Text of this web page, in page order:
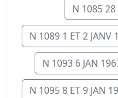
N 1085 28
N 1089 1 ET 2 JANV
N 1093 6 JAN
N 1095 8 ET 9 JAN